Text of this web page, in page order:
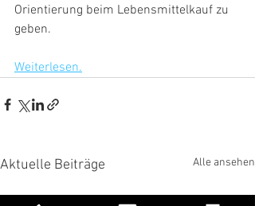
Orientierung beim Lebensmittelkauf zu
geben.
Weiterlesen.
Aktuelle Beiträge Alle ansehen